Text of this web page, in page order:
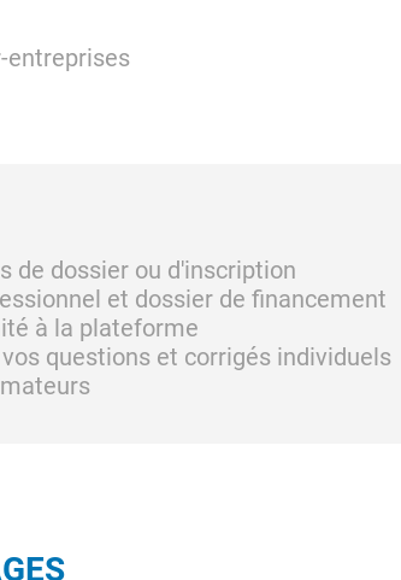
entreprises
de dossier ou d'inscription
et dossier de financement
à la plateforme
vos questions et corrigés individuels